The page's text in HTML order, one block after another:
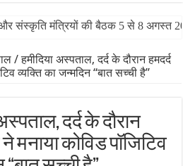
संस्कृति मंत्रियों की बैठक 5 से 8 अगस्त
/ हमीदिया अस्पताल, दर्द के दौरान हमदर्द
व्यक्ति का जन्मदिन “बात सच्ची है”
दर्द के दौरान
मनाया कोविड पॉजिटिव